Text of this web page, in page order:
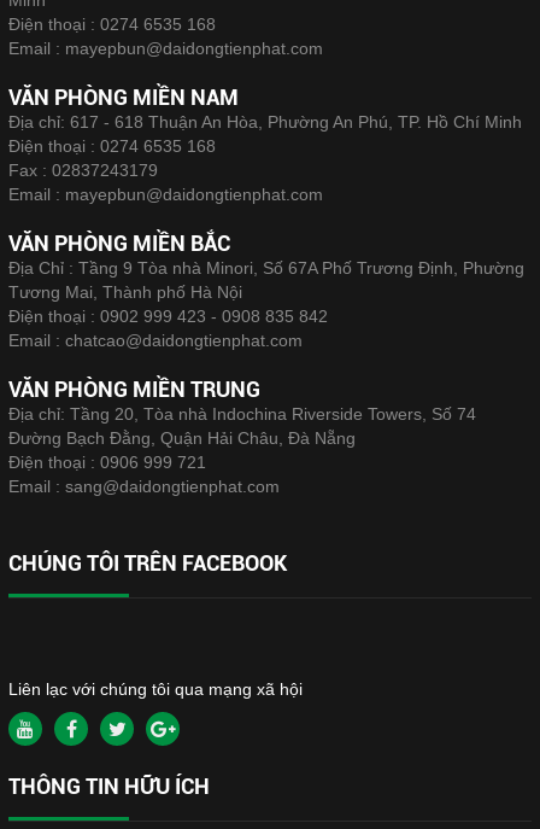
Điện thoại : 0274 6535 168
Email : mayepbun@daidongtienphat.com
VĂN PHÒNG MIỀN NAM
Địa chỉ: 617 - 618 Thuận An Hòa, Phường An Phú, TP. Hồ Chí Minh
Điện thoại : 0274 6535 168
Fax : 02837243179
Email : mayepbun@daidongtienphat.com
VĂN PHÒNG MIỀN BẮC
Địa Chỉ : Tầng 9 Tòa nhà Minori, Số 67A Phố Trương Định, Phường
Tương Mai, Thành phố Hà Nội
Điện thoại : 0902 999 423 - 0908 835 842
Email : chatcao@daidongtienphat.com
VĂN PHÒNG MIỀN TRUNG
Địa chỉ: Tầng 20, Tòa nhà Indochina Riverside Towers, Số 74
Đường Bạch Đằng, Quận Hải Châu, Đà Nẵng
Điện thoại : 0906 999 721
Email : sang@daidongtienphat.com
CHÚNG TÔI TRÊN FACEBOOK
Liên lạc với chúng tôi qua mạng xã hội
THÔNG TIN HỮU ÍCH